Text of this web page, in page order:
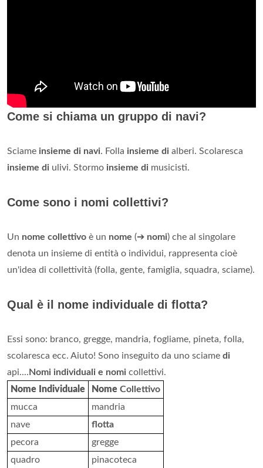
Come si chiama un gruppo di navi?
Sciame insieme di navi. Folla insieme di alberi. Scolaresca
insieme di ulivi. Stormo insieme di musicisti.
Come sono i nomi collettivi?
Un nome collettivo è un nome (➔ nomi) che al singolare
denota un insieme di entità o individui, rappresenta cioè
un'idea di collettività (folla, gente, famiglia, squadra, sciame).
Qual è il nome individuale di flotta?
Essi sono: branco, gregge, mandria, fogliame, pineta, folla,
scolaresca ecc. Aiuto! Sono inseguito da uno sciame di
api.... Nomi individuali e nomi collettivi.
Nome Individuale
Nome Collettivo
mucca
mandria
nave
flotta
pecora
gregge
quadro
pinacoteca